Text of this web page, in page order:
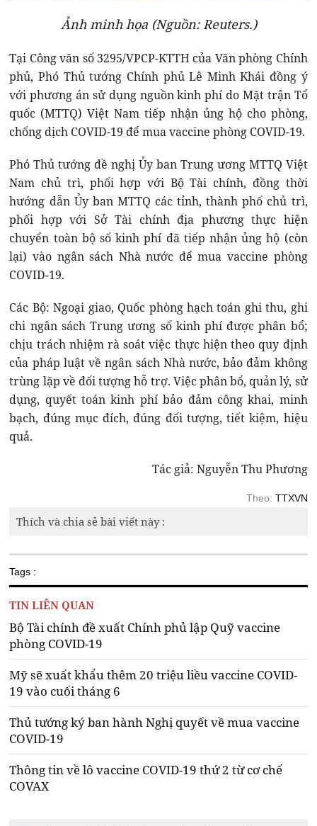
Ảnh minh họa (Nguồn: Reuters.)
Tại Công văn số 3295/VPCP-KTTH của Văn phòng Chính
phủ, Phó Thủ tướng Chính phủ Lê Minh Khái đồng ý
với phương án sử dụng nguồn kinh phí do Mặt trận Tổ
quốc (MTTQ) Việt Nam tiếp nhận ủng hộ cho phòng,
chống dịch COVID-19 để mua vaccine phòng COVID-19.
Phó Thủ tướng đề nghị Ủy ban Trung ương MTTQ Việt
Nam chủ trì, phối hợp với Bộ Tài chính, đồng thời
hướng dẫn Ủy ban MTTQ các tỉnh, thành phố chủ trì,
phối hợp với Sở Tài chính địa phương thực hiện
chuyển toàn bộ số kinh phí đã tiếp nhận ủng hộ (còn
lại) vào ngân sách Nhà nước để mua vaccine phòng
COVID-19.
Các Bộ: Ngoại giao, Quốc phòng hạch toán ghi thu, ghi
chi ngân sách Trung ương số kinh phí được phân bổ;
chịu trách nhiệm rà soát việc thực hiện theo quy định
của pháp luật về ngân sách Nhà nước, bảo đảm không
trùng lặp về đối tượng hỗ trợ. Việc phân bổ, quản lý, sử
dụng, quyết toán kinh phí bảo đảm công khai, minh
bạch, đúng mục đích, đúng đối tượng, tiết kiệm, hiệu
quả.
Tác giả: Nguyễn Thu Phương
Theo: TTXVN
Thích và chia sẻ bài viết này :
Tags :
TIN LIÊN QUAN
Bộ Tài chính đề xuất Chính phủ lập Quỹ vaccine
phòng COVID-19
Mỹ sẽ xuất khẩu thêm 20 triệu liều vaccine COVID-
19 vào cuối tháng 6
Thủ tướng ký ban hành Nghị quyết về mua vaccine
COVID-19
Thông tin về lô vaccine COVID-19 thứ 2 từ cơ chế
COVAX